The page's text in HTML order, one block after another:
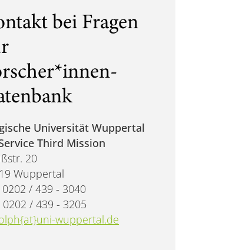
bei Fragen
Universität Wuppertal
Third Mission
20
Wuppertal
0202 / 439 - 3040
0202 / 439 - 3205
wuppertal.de